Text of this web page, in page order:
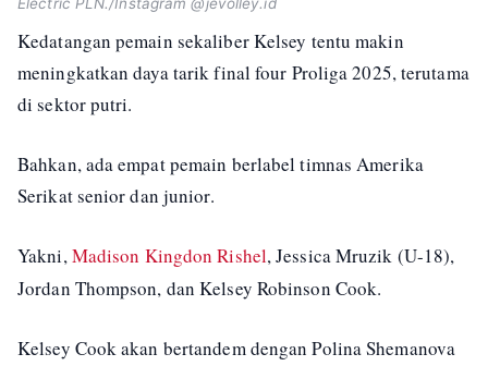
Kedatangan pemain sekaliber Kelsey tentu makin
meningkatkan daya tarik final four Proliga 2025, terutama
di sektor putri.
Bahkan, ada empat pemain berlabel timnas Amerika
Serikat senior dan junior.
Yakni,Madison Kingdon Rishel, Jessica Mruzik (U-18),
Jordan Thompson, dan Kelsey Robinson Cook.
Kelsey Cook akan bertandem dengan Polina Shemanova